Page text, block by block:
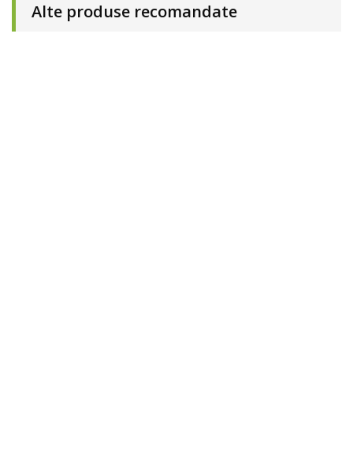
Alte produse recomandate